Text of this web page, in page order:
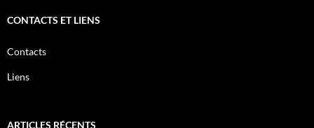
CONTACTS ET LIENS
Contacts
Liens
ARTICLES RÉCENTS